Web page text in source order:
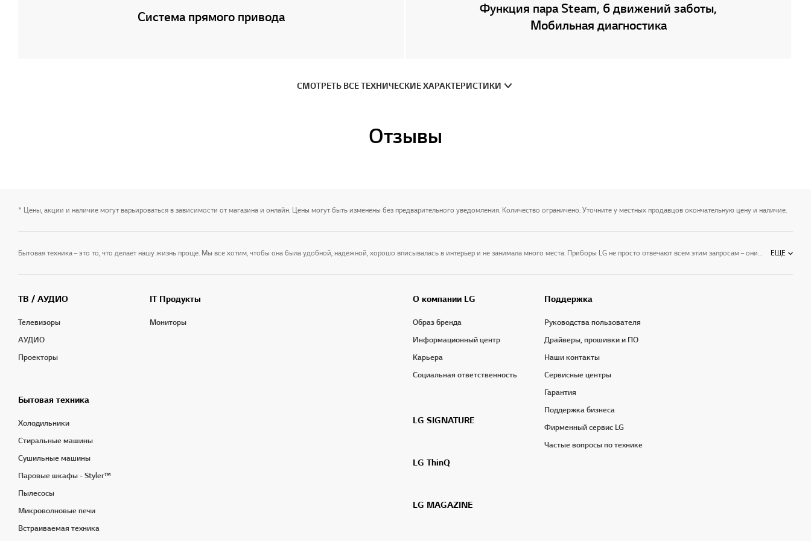
Система прямого привода
Функция пара Steam, 6 движений заботы,
Мобильная диагностика
СМОТРЕТЬ ВСЕ ТЕХНИЧЕСКИЕ ХАРАКТЕРИСТИКИ
Отзывы
* Цены, акции и наличие могут варьироваться в зависимости от магазина и онлайн. Цены могут быть изменены без предварительного уведомления. Количество ограничено. Уточните у местных продавцов окончательную цену и наличие.
Бытовая техника – это то, что делает нашу жизнь проще. Мы все хотим, чтобы она была удобной, надежной, хорошо вписывалась в интерьер и не занимала много места. Приборы LG не просто отвечают всем этим запросам – они выводят само понятие бытовой техники на новый уровень. Создавая потребительскую электронику, компания стремится расширить ее привычный функционал, сделать прогрессивные технологии более доступными, управление более удобным, а дизайн – опережающим время. LG – это техника, которая делает прогресс частью повседневной жизни. ЕЩЕ
ТВ / АУДИО
Телевизоры
АУДИО
Проекторы
IT Продукты
Мониторы
Бытовая техника
Холодильники
Стиральные машины
Сушильные машины
Паровые шкафы - Styler™
Пылесосы
Микроволновые печи
Встраиваемая техника
О компании LG
Образ бренда
Информационный центр
Карьера
Социальная ответственность
LG SIGNATURE
LG ThinQ
LG MAGAZINE
Поддержка
Руководства пользователя
Драйверы, прошивки и ПО
Наши контакты
Сервисные центры
Гарантия
Поддержка бизнеса
Фирменный сервис LG
Частые вопросы по технике